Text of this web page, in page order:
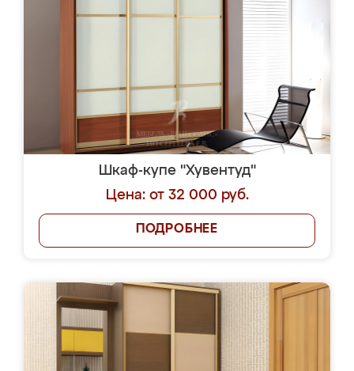
Шкаф-купе "Хувентуд"
Цена: от 32 000 руб.
ПОДРОБНЕЕ